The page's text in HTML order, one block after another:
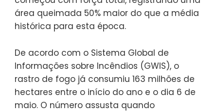
área queimada 50% maior do que a média
histórica para esta época.
De acordo com o Sistema Global de
Informações sobre Incêndios (GWIS), o
rastro de fogo já consumiu 163 milhões de
hectares entre o início do ano e o dia 6 de
maio. O número assusta quando